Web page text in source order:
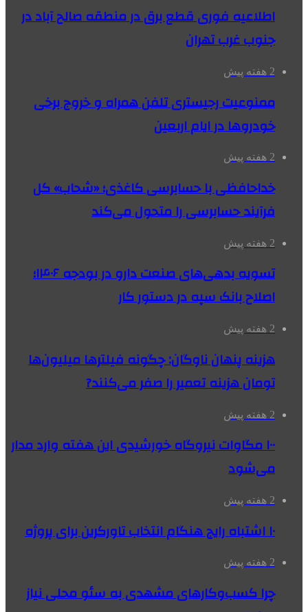
اطلاعیه فوری قطع برق در منطقه صالح آباد در
جنوب غرب تهران
2 هفته پیش
ممنوعیت رجیستری تلفن همراه و خروج برخی
خودروها در ایام اربعین
2 هفته پیش
خداحافظی با حسابرسی کاغذی؛ «شحاب» کل
فرآیند حسابرسی را متحول می‌کند
2 هفته پیش
تسویه بدهی‌های صنعت دارو در بودجه ۱۴۰۶؛
اصلاح بانک سپه در دستور کار
2 هفته پیش
هزینه پنهان ناوگان: چگونه فیلترها میلیون‌ها
تومان هزینه تعمیر را صفر می‌کنند?
2 هفته پیش
۱۰۰ مگاوات نیروگاه‌ خورشیدی این هفته وارد مدار
می‌شود
2 هفته پیش
۱۰ اشتباه رایج هنگام انتخاب تاورکرین برای پروژه
2 هفته پیش
چرا کسب‌وکارهای مشهدی به سئو محلی نیاز